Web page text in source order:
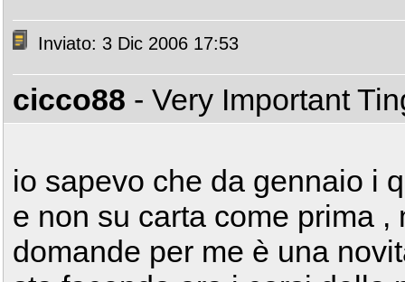
Inviato: 3 Dic 2006 17:53
cicco88 - Very Important
io sapevo che da gennaio i
e non su carta come prima
domande per me è una